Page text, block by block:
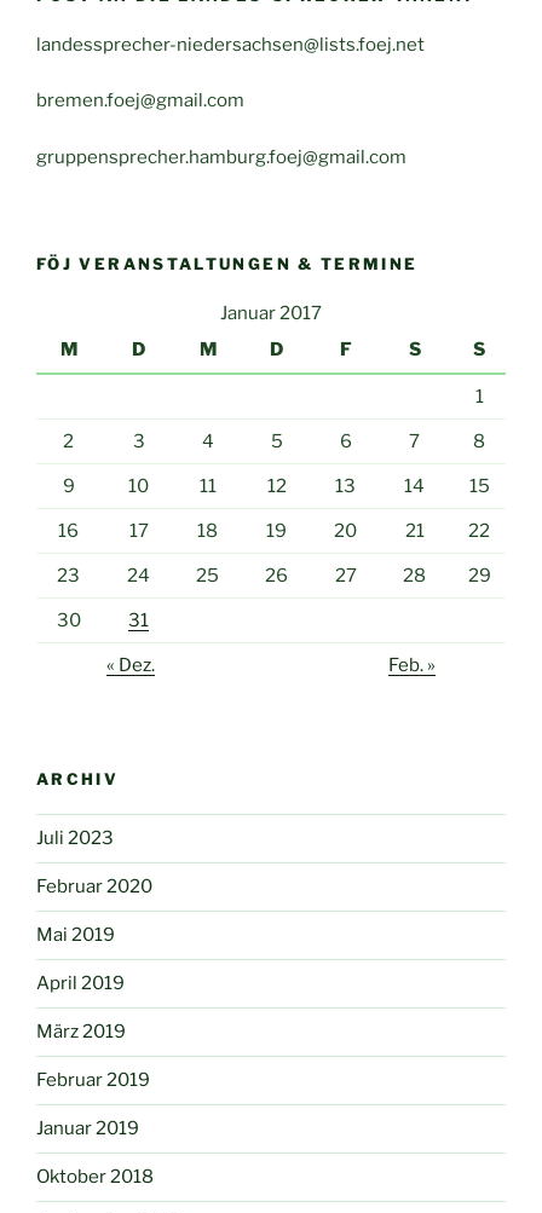
landessprecher-niedersachsen@lists.foej.net
bremen.foej@gmail.com
gruppensprecher.hamburg.foej@gmail.com
FÖJ VERANSTALTUNGEN & TERMINE
Januar 2017
M
D M D F S S
1
2 3 4 5 6 7 8
9 10 11 12 13 14 15
16 17 18 19 20 21 22
23 24 25 26 27 28 29
30 31
« Dez. Feb. »
ARCHIV
Juli 2023
Februar 2020
Mai 2019
April 2019
März 2019
Februar 2019
Januar 2019
Oktober 2018